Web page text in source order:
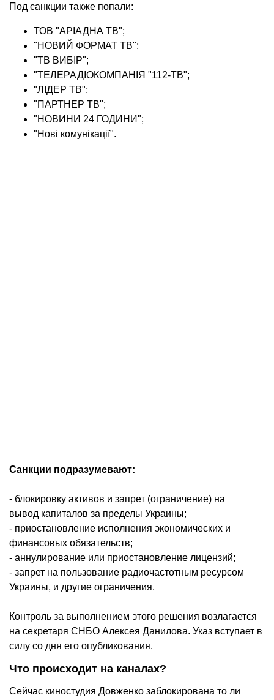
Под санкции также попали:
ТОВ "АРІАДНА ТВ";
"НОВИЙ ФОРМАТ ТВ";
"ТВ ВИБІР";
"ТЕЛЕРАДІОКОМПАНІЯ "112-ТВ";
"ЛІДЕР ТВ";
"ПАРТНЕР ТВ";
"НОВИНИ 24 ГОДИНИ";
"Нові комунікації".
Санкции подразумевают:
- блокировку активов и запрет (ограничение) на
вывод капиталов за пределы Украины;
- приостановление исполнения экономических и
финансовых обязательств;
- аннулирование или приостановление лицензий;
- запрет на пользование радиочастотным ресурсом
Украины, и другие ограничения.
Контроль за выполнением этого решения возлагается
на секретаря СНБО Алексея Данилова. Указ вступает в
силу со дня его опубликования.
Что происходит на каналах?
Сейчас киностудия Довженко заблокирована то ли